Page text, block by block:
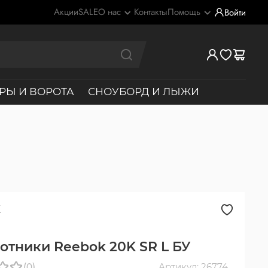
АкцииSALEО нас КонтактыПомощь Войти
И ВОРОТА СНОУБОРД И ЛЫЖИ
Reebok 20K SR L БУ